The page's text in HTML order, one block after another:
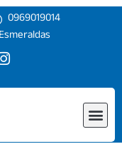
0969019014
I
s
r